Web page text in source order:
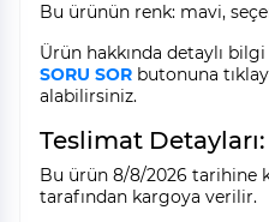
Bu ürünün renk: mavi,
Ürün hakkında detaylı
SORU SOR butonuna
alabilirsiniz.
Teslimat Detayları:
Bu ürün 8/8/2026 tarihine
tarafından kargoya verilir.